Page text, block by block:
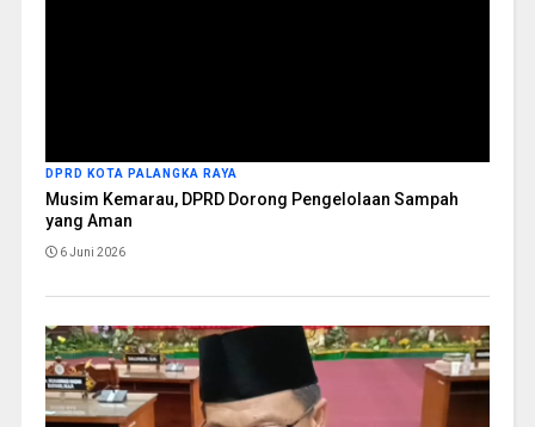
DPRD KOTA PALANGKA RAYA
Musim Kemarau, DPRD Dorong Pengelolaan Sampah
yang Aman
6 Juni 2026